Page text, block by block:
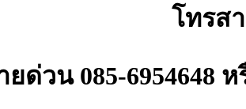
โทรสา
ยด่วน 085-6954648